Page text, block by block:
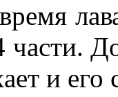
части.
и его